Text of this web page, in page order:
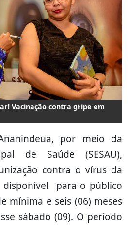
Vacinação contra gripe em
por meio da
de Saúde (SESAU),
contra o vírus da
disponível para o público
mínima e seis (06) meses
sábado (09). O período